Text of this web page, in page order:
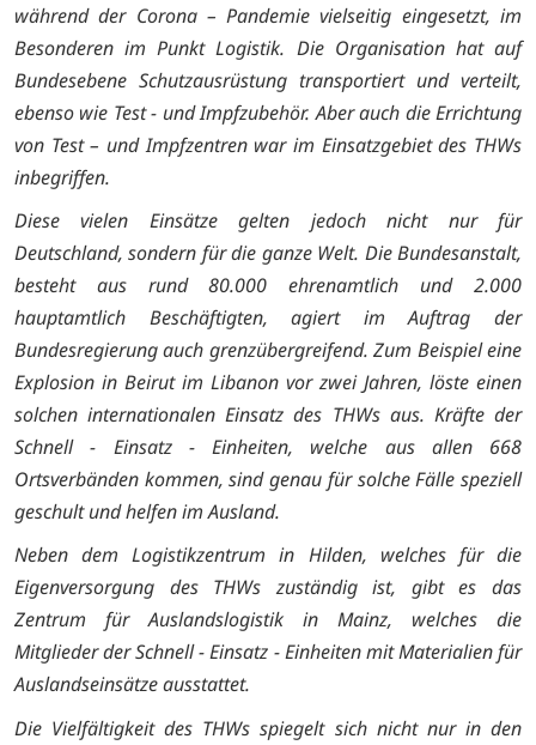
während der Corona – Pandemie vielseitig eingesetzt, im
Besonderen im Punkt Logistik. Die Organisation hat auf
Bundesebene Schutzausrüstung transportiert und verteilt,
ebenso wie Test - und Impfzubehör. Aber auch die Errichtung
von Test – und Impfzentren war im Einsatzgebiet des THWs
inbegriffen.
Diese vielen Einsätze gelten jedoch nicht nur für
Deutschland, sondern für die ganze Welt. Die Bundesanstalt,
besteht aus rund 80.000 ehrenamtlich und 2.000
hauptamtlich Beschäftigten, agiert im Auftrag der
Bundesregierung auch grenzübergreifend. Zum Beispiel eine
Explosion in Beirut im Libanon vor zwei Jahren, löste einen
solchen internationalen Einsatz des THWs aus. Kräfte der
Schnell - Einsatz - Einheiten, welche aus allen 668
Ortsverbänden kommen, sind genau für solche Fälle speziell
geschult und helfen im Ausland.
Neben dem Logistikzentrum in Hilden, welches für die
Eigenversorgung des THWs zuständig ist, gibt es das
Zentrum für Auslandslogistik in Mainz, welches die
Mitglieder der Schnell - Einsatz - Einheiten mit Materialien für
Auslandseinsätze ausstattet.
Die Vielfältigkeit des THWs spiegelt sich nicht nur in den